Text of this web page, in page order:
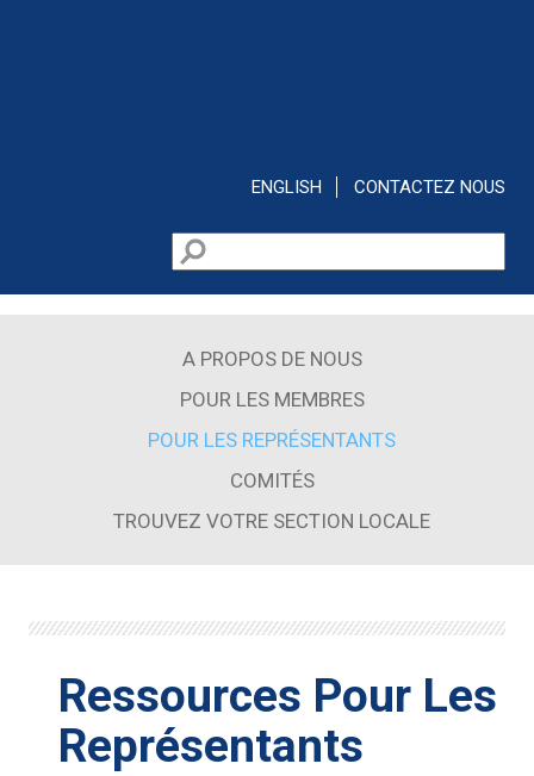
ENGLISH CONTACTEZ NOUS
Formulaire de recherche
Rechercher
A PROPOS DE NOUS
POUR LES MEMBRES
POUR LES REPRÉSENTANTS
COMITÉS
TROUVEZ VOTRE SECTION LOCALE
Ressources Pour Les
Représentants